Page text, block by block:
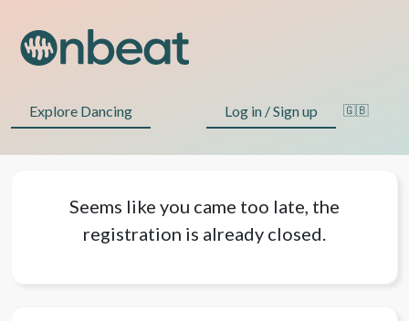
Explore Dancing Log in / Sign up 🇬🇧
Seems like you came too late, the
registration is already closed.